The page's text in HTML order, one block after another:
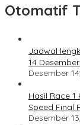
Otomatif
Jadwal
14
Desember
Hasil Race
Speed Final
Desember